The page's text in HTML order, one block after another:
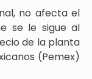
no afecta el
se le sigue al
de la planta
(Pemex)